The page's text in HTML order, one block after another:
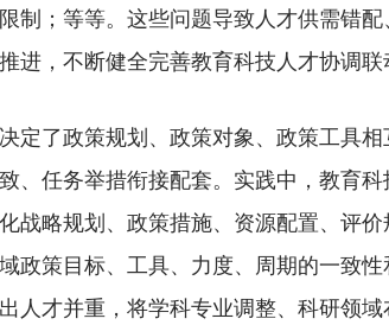
制；等等。这些问题导致人才供需错
，不断健全完善教育科技人才协调联
了政策规划、政策对象、政策工具相
、任务举措衔接配套。实践中，教育
战略规划、政策措施、资源配置、评
政策目标、工具、力度、周期的一致
人才并重，将学科专业调整、科研领